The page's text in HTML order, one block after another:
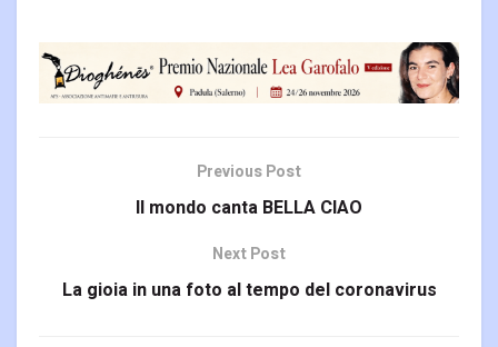
Previous Post
Il mondo canta BELLA CIAO
Next Post
La gioia in una foto al tempo del coronavirus